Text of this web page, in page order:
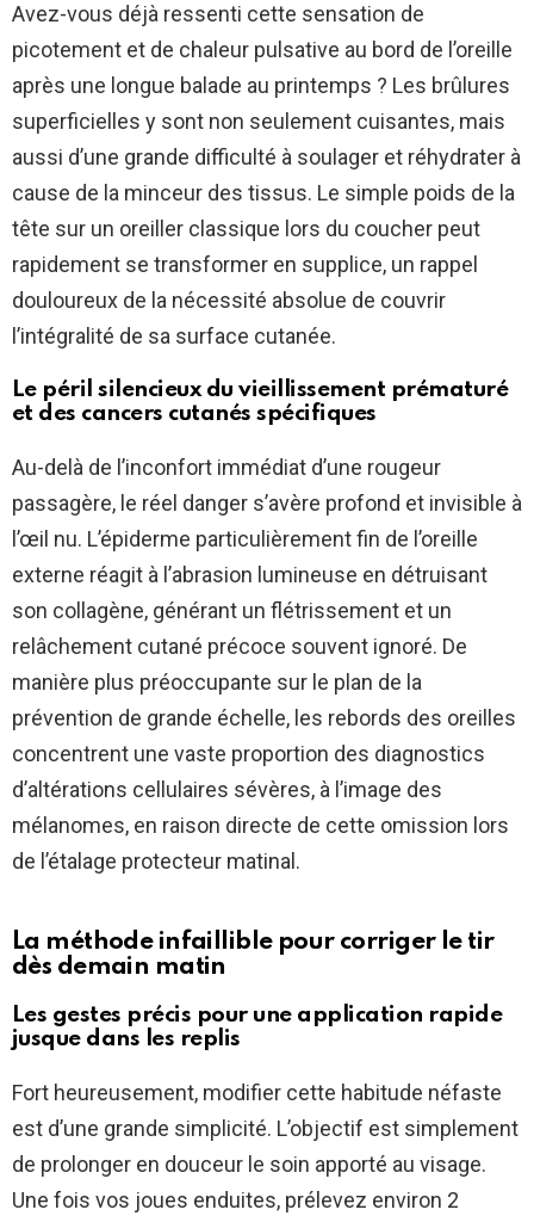
Avez-vous déjà ressenti cette sensation de
picotement et de chaleur pulsative au bord de l’oreille
après une longue balade au printemps ? Les brûlures
superficielles y sont non seulement cuisantes, mais
aussi d’une grande difficulté à soulager et réhydrater à
cause de la minceur des tissus. Le simple poids de la
tête sur un oreiller classique lors du coucher peut
rapidement se transformer en supplice, un rappel
douloureux de la nécessité absolue de couvrir
l’intégralité de sa surface cutanée.
Le péril silencieux du vieillissement prématuré
et des cancers cutanés spécifiques
Au-delà de l’inconfort immédiat d’une rougeur
passagère, le réel danger s’avère profond et invisible à
l’œil nu. L’épiderme particulièrement fin de l’oreille
externe réagit à l’abrasion lumineuse en détruisant
son collagène, générant un flétrissement et un
relâchement cutané précoce souvent ignoré. De
manière plus préoccupante sur le plan de la
prévention de grande échelle, les rebords des oreilles
concentrent une vaste proportion des diagnostics
d’altérations cellulaires sévères, à l’image des
mélanomes, en raison directe de cette omission lors
de l’étalage protecteur matinal.
La méthode infaillible pour corriger le tir
dès demain matin
Les gestes précis pour une application rapide
jusque dans les replis
Fort heureusement, modifier cette habitude néfaste
est d’une grande simplicité. L’objectif est simplement
de prolonger en douceur le soin apporté au visage.
Une fois vos joues enduites, prélevez environ 2